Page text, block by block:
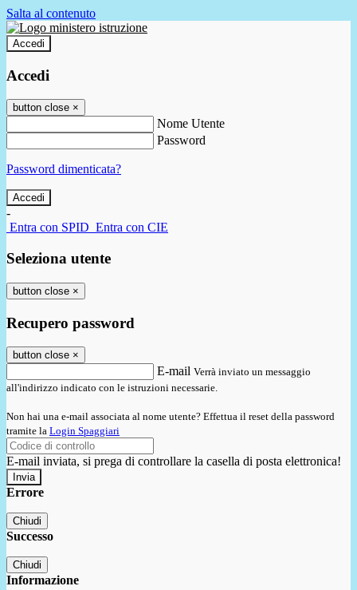
Salta al contenuto
Accedi
Accedi
button close ×
Nome Utente
Password
Password dimenticata?
-
Entra con SPID Entra con CIE
Seleziona utente
button close ×
Recupero password
button close ×
E-mail Verrà inviato un messaggio
all'indirizzo indicato con le istruzioni necessarie.
Non hai una e-mail associata al nome utente? Effettua il reset della password
tramite la Login Spaggiari
E-mail inviata, si prega di controllare la casella di posta elettronica!
Errore
Chiudi
Successo
Chiudi
Informazione